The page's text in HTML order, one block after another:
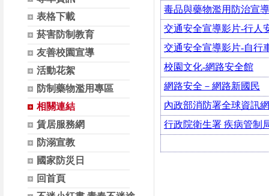
表格下載
菸害防制教育
友善校園宣導
活動花絮
防制藥物濫用專區
相關連結
賃居服務網
防溺宣教
國家防災日
回首頁
毒品與藥物濫用防治宣導
交通安全宣導影片-行人
交通安全宣導影片-自行
校園文化-網路安全館
網路安全－網路新國民
內政部消防署全球資訊網
行政院衛生署 疾病管制